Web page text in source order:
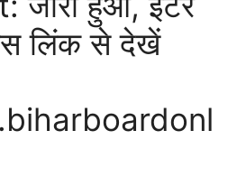
लिंक से देखें